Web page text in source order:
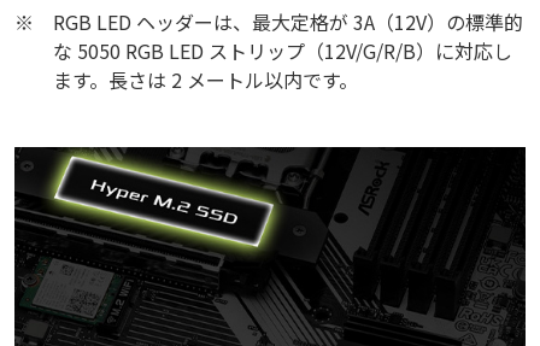
※
RGB LED ヘッダーは、最大定格が 3A（12V）の標準的
な 5050 RGB LED ストリップ（12V/G/R/B）に対応し
ます。長さは 2 メートル以内です。